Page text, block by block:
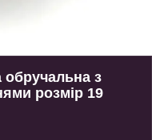
обручальна з
розмір 19